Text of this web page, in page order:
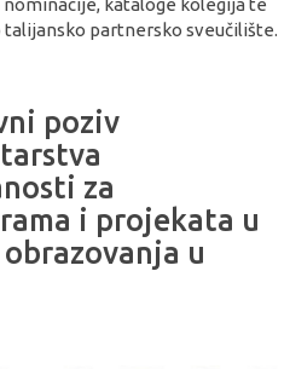
nominacije, kataloge kolegija te
partnersko sveučilište.
poziv
za
i projekata u
u